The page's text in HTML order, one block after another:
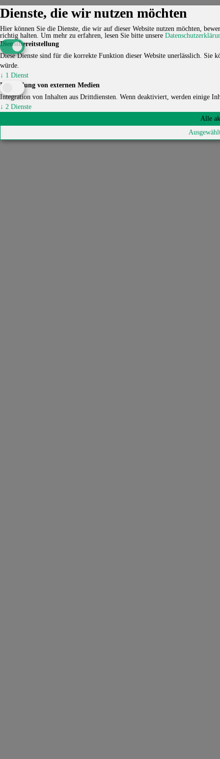
KontaktKarriereImpressumDatenschutzerklärung Cookie-
Einstellungen
© 2026 HUCKEPACK e.V. - Alle Rechte vorbehalten.
Dienste, die wir nutzen möchten
Hier können Sie die Dienste, die wir auf dieser Website nutzen möchten,
richtig halten. Um mehr zu erfahren, lesen Sie bitte unsere
Dienstbereitstellung
Diese Dienste sind für die korrekte Funktion dieser Website unerlässlich.
würde.
↓ 1 Dienst
Einbindung von externen Medien
Integration von Inhalten aus Drittdiensten. Wenn deaktiviert, werden einige
↓ 2 Dienste
Alle